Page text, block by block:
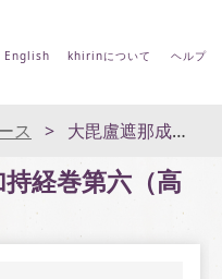
English khirinについて ヘルプ
ス 大毘盧遮那成佛神變加持経巻第六（高野版）
経巻第六（高